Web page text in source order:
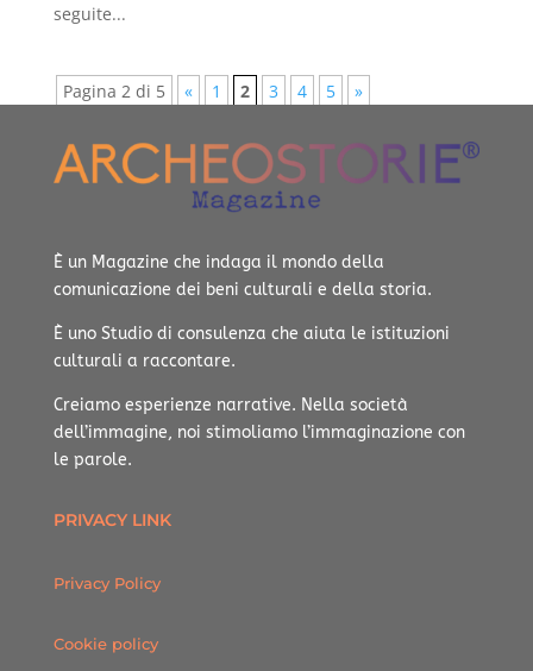
seguite...
Pagina 2 di 5 « 1 2 3 4 5 »
È un Magazine che indaga il mondo della
comunicazione dei beni culturali e della storia.
È uno Studio di consulenza che aiuta le istituzioni
culturali a raccontare.
Creiamo esperienze narrative. Nella società
dell’immagine, noi stimoliamo l’immaginazione con
le parole.
PRIVACY LINK
Privacy Policy
Cookie policy